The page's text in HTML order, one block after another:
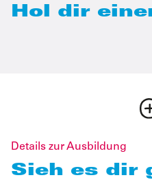
Hol dir
Details zur Ausbildung
Sieh es dir